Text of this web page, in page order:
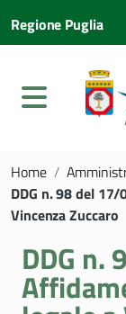
Regione Puglia
Home /
DDG n. 98 del
Vincenza Zuccaro
DDG